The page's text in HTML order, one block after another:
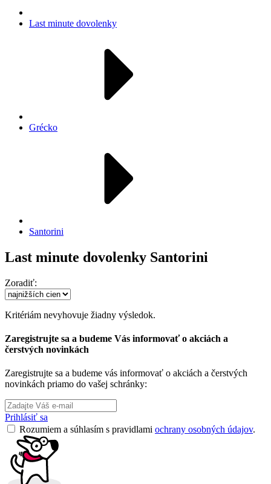
Last minute dovolenky
Grécko
Santorini
Last minute dovolenky Santorini
Zoradiť:
Kritériám nevyhovuje žiadny výsledok.
Zaregistrujte sa a budeme Vás informovať o akciách a
čerstvých novinkách
Zaregistrujte sa a budeme vás informovať o akciách a čerstvých
novinkách priamo do vašej schránky:
Prihlásiť sa
Rozumiem a súhlasím s pravidlami ochrany osobných údajov.